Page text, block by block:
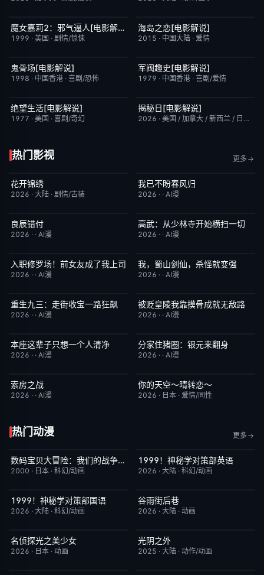
已完结 5.7魔女嘉莉2：邪气逼人[电影解说]
1999 · 美国 · 剧情/惊悚
已完结
海岛之恋[电影解说]
2015 · 中国大陆 · 爱情
已完结
鬼骨场[电影解说]
1998 · 中国香港 · 喜剧/恐怖
已完结
军阀趣史[电影解说]
1979 · 中国香港 · 喜剧/爱情
已完结
绝望生活[电影解说]
1977 · 美国 · 喜剧/奇幻
已完结
揭秘日[电影解说]
2026 · 美国 / 加拿大 / 新西兰 / 日本
热门影视 更多
更新至第3集
花开锦绣
2026 · 大陆 · 剧情/古装
完结
我已不盼春风归
2026 · · AI漫
完结
良辰错付
2026 · · AI漫
完结 2.0
高武：从少林寺开始横扫一切
2026 · · AI漫
完结 1.0
入职修罗场！前女友成了我上司
2026 · · AI漫
完结
我，蜀山剑仙，杀怪就变强
2026 · · AI漫
完结 10.0
重生九三：走街收宝一路狂飙
2026 · · AI漫
完结 1.0
被贬皇陵我靠摸骨成就无敌路
2026 · · AI漫
完结 7.0
本座这辈子只想一个人清净
2026 · · AI漫
完结
分家住猪圈：银元来翻身
2026 · · AI漫
完结
索房之战
2026 · · AI漫
更新至第02集
你的天空～晴转恋～
2026 · 日本 · 爱情/同性
热门动漫 更多
昨日更新 8.9数码宝贝大冒险：我们的战争游戏！
2000 · 日本 · 科幻/动画
更新至第3集 10.0
1999！神秘学对策部英语
2026 · 大陆 · 科幻/动画
更新至第3集
1999！神秘学对策部国语
2026 · 大陆 · 科幻/动画
更新至第4集
谷雨街后巷
2026 · 大陆 · 动画
更新至第28集
名侦探光之美少女
2026 · 日本 · 动画
更新至第34集
光阴之外
2025 · 大陆 · 动作/动画